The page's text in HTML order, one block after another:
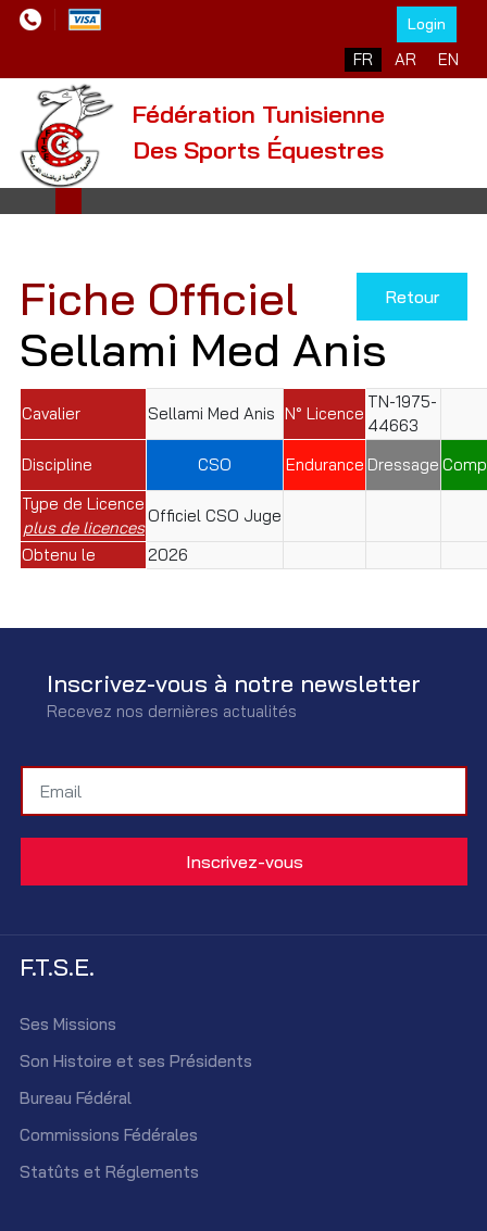
Login
Sélectionnez votre
FR AR EN
Fédération Tunisienne
Des Sports Équestres
Retour
Fiche Officiel
Sellami Med Anis
Cavalier Sellami Med Anis N° Licence
TN-1975-
44663
Discipline
CSO Endurance Dressage
Type de Licence
plus de licences
Officiel CSO Juge
Obtenu le
2026
Inscrivez-vous à notre newsletter
Recevez nos dernières actualités
F.T.S.E.
Ses Missions
Son Histoire et ses Présidents
Bureau Fédéral
Commissions Fédérales
Statûts et Réglements